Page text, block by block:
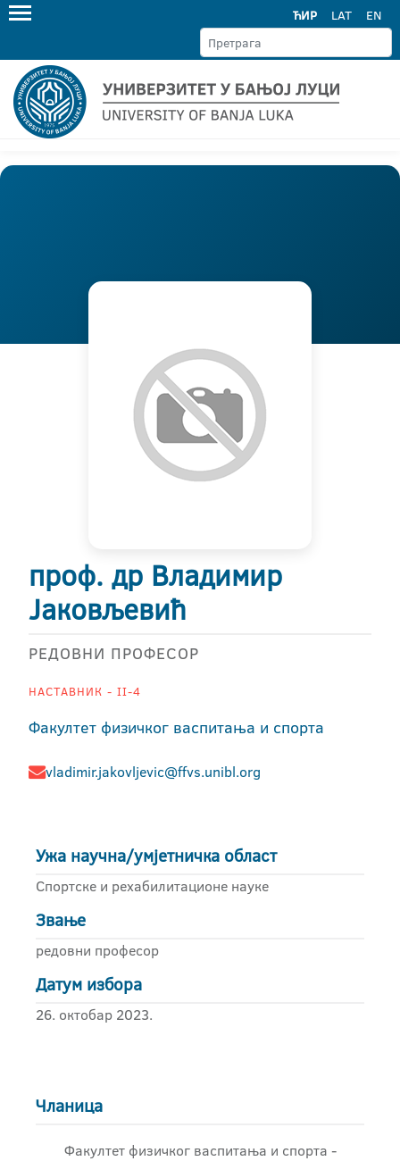
ЋИР LAT EN
проф. др Владимир
Јаковљевић
РЕДОВНИ ПРОФЕСОР
НАСТАВНИК - II-4
Факултет физичког васпитања и спорта
vladimir.jakovljevic@ffvs.unibl.org
Ужа научна/умјетничка област
Спортске и рехабилитационе науке
Звање
редовни професор
Датум избора
26. октобар 2023.
Чланица
Факултет физичког васпитања и спорта -